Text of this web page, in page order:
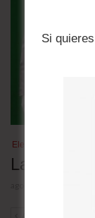
Elecciones Brasil 2026
Las
Si